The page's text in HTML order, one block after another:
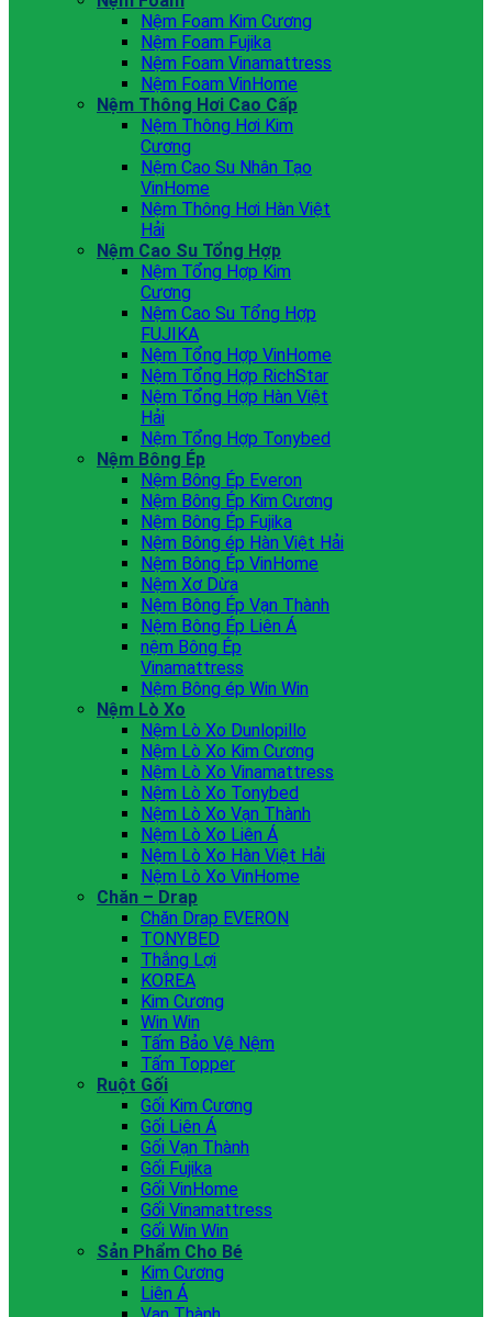
Nệm Foam Kim Cương
Nệm Foam Fujika
Nệm Foam Vinamattress
Nệm Foam VinHome
Nệm Thông Hơi Cao Cấp
Nệm Thông Hơi Kim
Cương
Nệm Cao Su Nhân Tạo
VinHome
Nệm Thông Hơi Hàn Việt
Hải
Nệm Cao Su Tổng Hợp
Nệm Tổng Hợp Kim
Cương
Nệm Cao Su Tổng Hợp
FUJIKA
Nệm Tổng Hợp VinHome
Nệm Tổng Hợp RichStar
Nệm Tổng Hợp Hàn Việt
Hải
Nệm Tổng Hợp Tonybed
Nệm Bông Ép
Nệm Bông Ép Everon
Nệm Bông Ép Kim Cương
Nệm Bông Ép Fujika
Nệm Bông ép Hàn Việt Hải
Nệm Bông Ép VinHome
Nệm Xơ Dừa
Nệm Bông Ép Vạn Thành
Nệm Bông Ép Liên Á
nệm Bông Ép
Vinamattress
Nệm Bông ép Win Win
Nệm Lò Xo
Nệm Lò Xo Dunlopillo
Nệm Lò Xo Kim Cương
Nệm Lò Xo Vinamattress
Nệm Lò Xo Tonybed
Nệm Lò Xo Vạn Thành
Nệm Lò Xo Liên Á
Nệm Lò Xo Hàn Việt Hải
Nệm Lò Xo VinHome
Chăn – Drap
Chăn Drap EVERON
TONYBED
Thắng Lợi
KOREA
Kim Cương
Win Win
Tấm Bảo Vệ Nệm
Tấm Topper
Ruột Gối
Gối Kim Cương
Gối Liên Á
Gối Vạn Thành
Gối Fujika
Gối VinHome
Gối Vinamattress
Gối Win Win
Sản Phẩm Cho Bé
Kim Cương
Liên Á